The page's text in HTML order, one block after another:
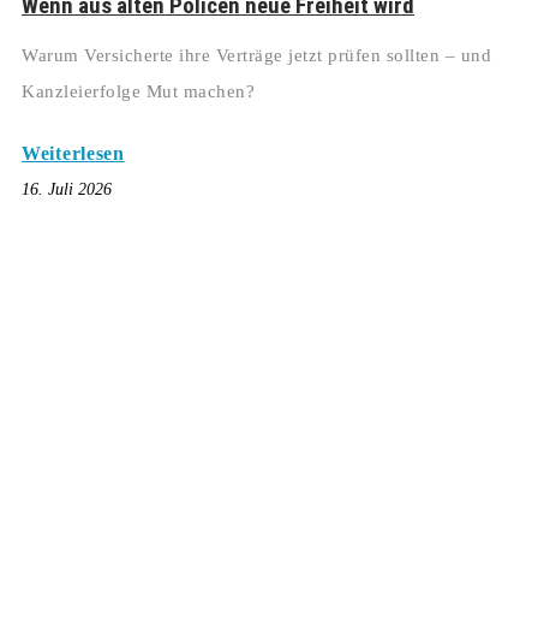
Wenn aus alten Policen neue Freiheit wird
Warum Versicherte ihre Verträge jetzt prüfen sollten – und
Kanzleierfolge Mut machen?
Weiterlesen
16. Juli 2026